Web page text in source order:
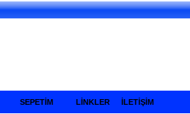
SEPETİM LİNKLER İLETİŞİM